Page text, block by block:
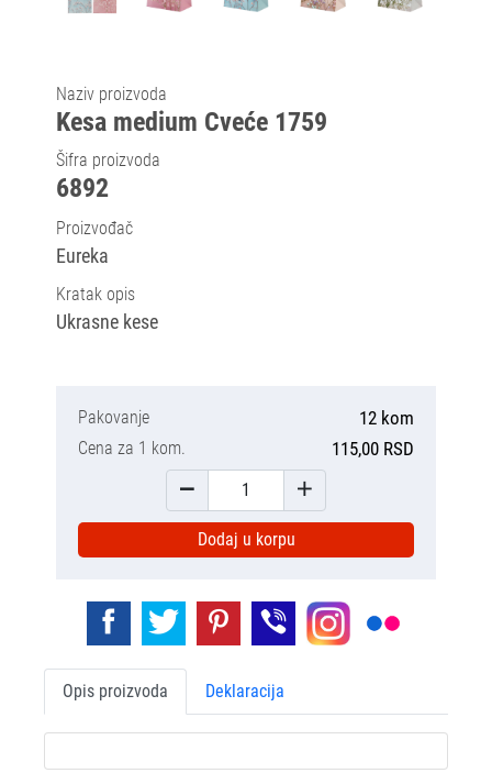
Naziv proizvoda
Kesa medium Cveće 1759
Šifra proizvoda
6892
Proizvođač
Eureka
Kratak opis
Ukrasne kese
Pakovanje 12 kom
Cena za 1 kom. 115,00 RSD
Dodaj u korpu
Opis proizvoda Deklaracija